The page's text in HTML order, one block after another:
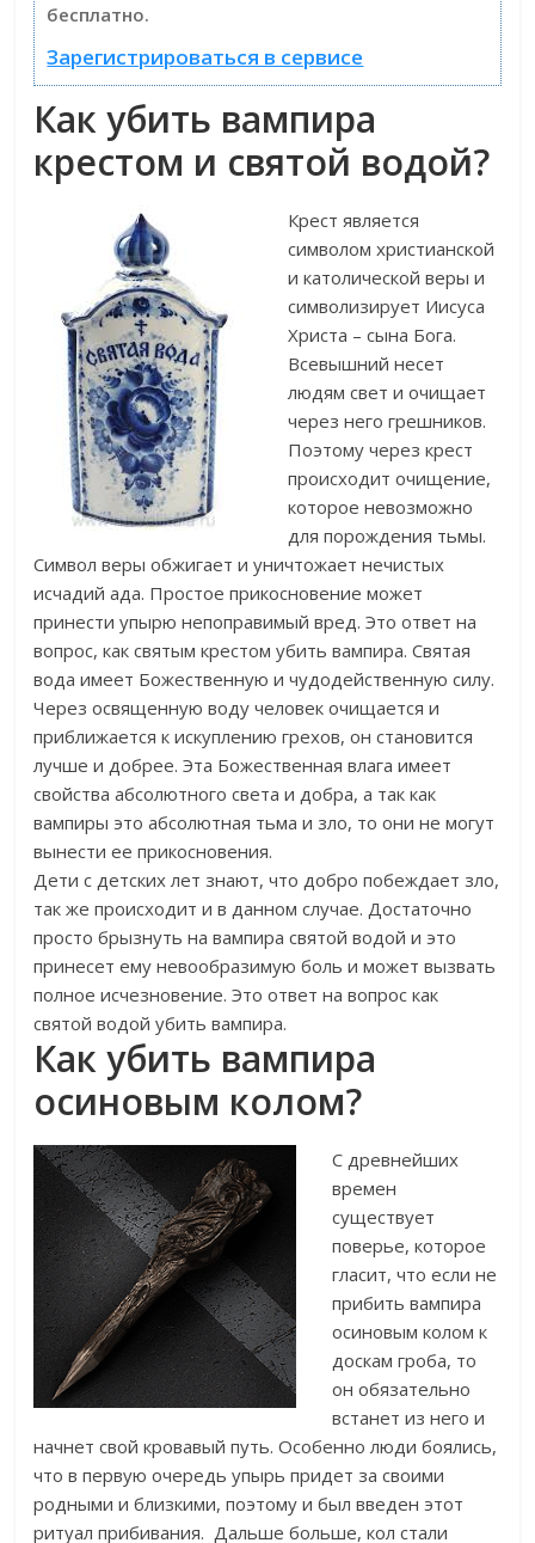
бесплатно.
Зарегистрироваться в сервисе
Как убить вампира
крестом и святой водой?
Крест является
символом христианской
и католической веры и
символизирует Иисуса
Христа – сына Бога.
Всевышний несет
людям свет и очищает
через него грешников.
Поэтому через крест
происходит очищение,
которое невозможно
для порождения тьмы.
Символ веры обжигает и уничтожает нечистых
исчадий ада. Простое прикосновение может
принести упырю непоправимый вред. Это ответ на
вопрос, как святым крестом убить вампира.Святая
вода имеет Божественную и чудодейственную силу.
Через освященную воду человек очищается и
приближается к искуплению грехов, он становится
лучше и добрее. Эта Божественная влага имеет
свойства абсолютного света и добра, а так как
вампиры это абсолютная тьма и зло, то они не могут
вынести ее прикосновения.
Дети с детских лет знают, что добро побеждает зло,
так же происходит и в данном случае. Достаточно
просто брызнуть на вампира святой водой и это
принесет ему невообразимую боль и может вызвать
полное исчезновение. Это ответ на вопрос как
святой водой убить вампира.
Как убить вампира
осиновым колом?
С древнейших
времен
существует
поверье, которое
гласит, что если не
прибить вампира
осиновым колом к
доскам гроба, то
он обязательно
встанет из него и
начнет свой кровавый путь. Особенно люди боялись,
что в первую очередь упырь придет за своими
родными и близкими, поэтому и был введен этот
ритуал прибивания.Дальше больше, кол стали